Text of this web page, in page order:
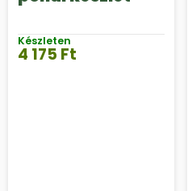
Készleten
4 175 Ft